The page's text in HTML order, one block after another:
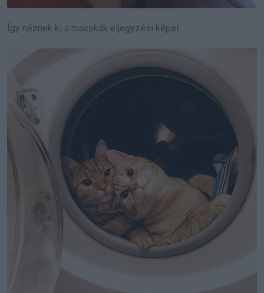
Így néznek ki a macskák eljegyzési képei: